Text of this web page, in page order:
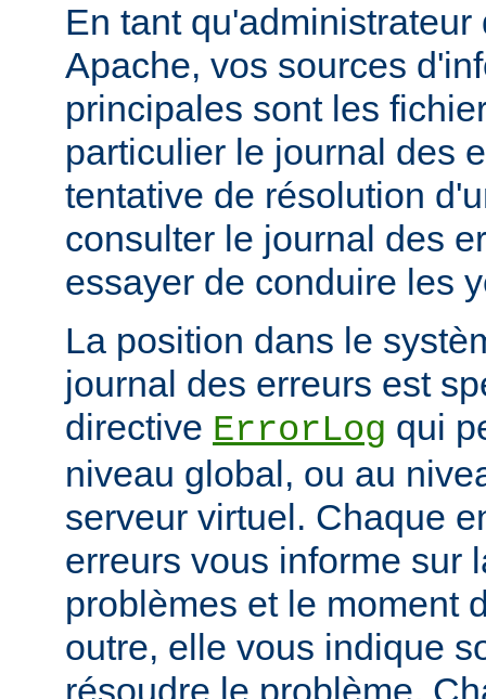
En tant
Apache, vos sources
principales sont les
particulier le journal des
tentative de résolution
consulter le journal des
essayer de conduire les
La position dans le
journal des erreurs est
directive ErrorLog qui
niveau global, ou au
serveur virtuel. Chaque
erreurs vous informe sur
problèmes et le moment
outre, elle vous indique
résoudre le problème.